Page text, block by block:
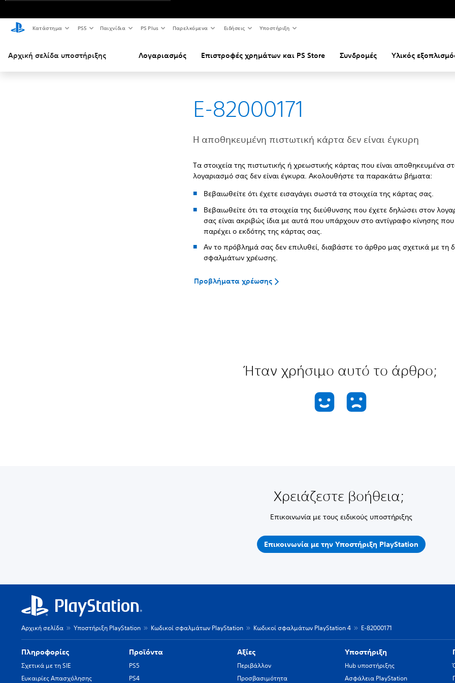
Κατάστημα PS5 Παιχνίδια PS Plus Παρελκόμενα Ειδήσεις Υποστήριξη
Αρχική σελίδα υποστήριξης Λογαριασμός Επιστροφές χρημάτων και PS Store Συνδρομές Υλικός
E-82000171
Η αποθηκευμένη πιστωτική κάρτα δεν είναι έγκυρη
Τα στοιχεία της πιστωτικής ή χρεωστικής κάρτας που είναι αποθηκευμένα
λογαριασμό σας δεν είναι έγκυρα. Ακολουθήστε τα παρακάτω βήματα:
Βεβαιωθείτε ότι έχετε εισαγάγει σωστά τα στοιχεία της κάρτας σας.
Βεβαιωθείτε ότι τα στοιχεία της διεύθυνσης που έχετε δηλώσει στον
σας είναι ακριβώς ίδια με αυτά που υπάρχουν στο αντίγραφο κίνησης
παρέχει ο εκδότης της κάρτας σας.
Αν το πρόβλημά σας δεν επιλυθεί, διαβάστε το άρθρο μας σχετικά με τη
σφαλμάτων χρέωσης.
Προβλήματα χρέωσης
Ήταν χρήσιμο αυτό το άρθρο;
Χρειάζεστε βοήθεια;
Επικοινωνία με τους ειδικούς υποστήριξης
Επικοινωνία με την Υποστήριξη PlayStation
Αρχική σελίδα Υποστήριξη PlayStation Κωδικοί σφαλμάτων PlayStation Κωδικοί σφαλμάτων PlayStation 4 E-82000171
Πληροφορίες
Σχετικά με τη SIE
Ευκαιρίες Απασχόλησης
Προϊόντα
PS5
PS4
Αξίες
Περιβάλλον
Προσβασιμότητα
Υποστήριξη
Hub υποστήριξης
Ασφάλεια PlayStation